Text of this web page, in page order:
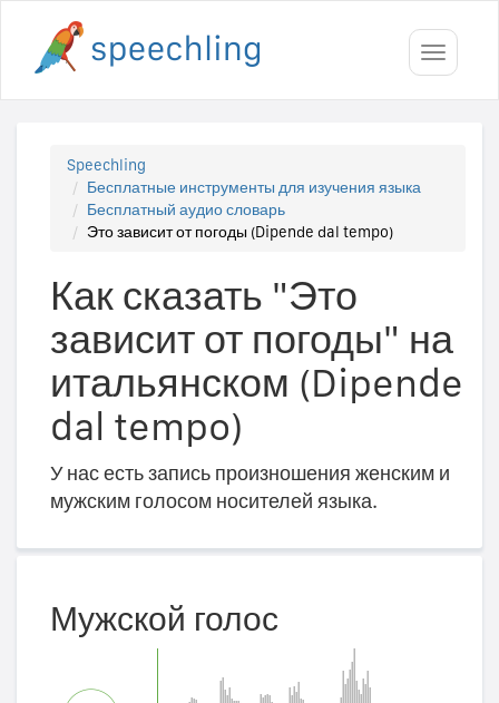
Toggle
Speechling
Бесплатные инструменты для изучения языка
Бесплатный аудио словарь
Это зависит от погоды (Dipende dal tempo)
Как сказать "Это
зависит от погоды" на
итальянском (Dipende
dal tempo)
У нас есть запись произношения женским и
мужским голосом носителей языка.
Мужской голос